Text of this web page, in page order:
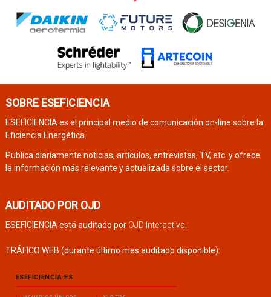
SOBRE ESEFICIENCIA
ESEFICIENCIA es el principal medio de comunicación on-line sobre la
Eficiencia Energética.
Publica diariamente noticias, artículos, entrevistas, TV, etc. y ofrece
la información más relevante y actualizada sobre el sector.
AUDITADO POR OJD
ESEFICIENCIA está auditado por OJD Interactiva
TRÁFICO WEB (durante último mes auditado disponible):